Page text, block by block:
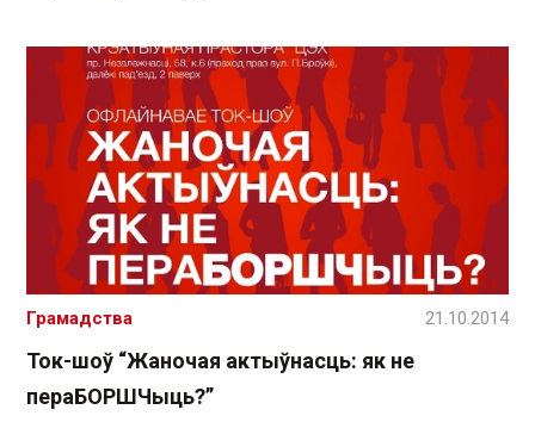
Ток-шоў “Жаночая актыўнасць: як не
пераБОРШЧыць?”
Грамадства 21.10.2014